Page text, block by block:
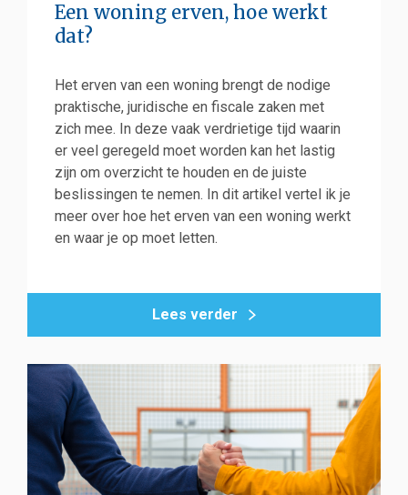
Een woning erven, hoe werkt
dat?
Het erven van een woning brengt de nodige
praktische, juridische en fiscale zaken met
zich mee. In deze vaak verdrietige tijd waarin
er veel geregeld moet worden kan het lastig
zijn om overzicht te houden en de juiste
beslissingen te nemen. In dit artikel vertel ik je
meer over hoe het erven van een woning werkt
en waar je op moet letten.
Lees verder